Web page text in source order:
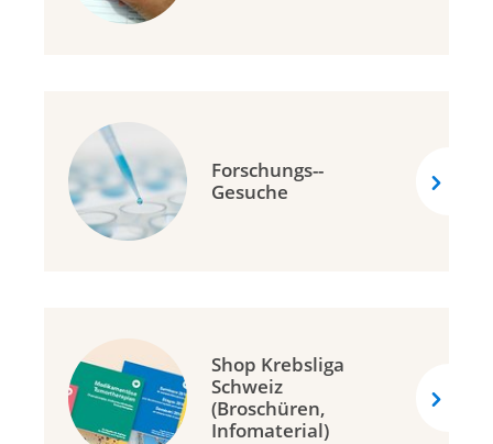
Forschungs-­
Gesuche
Shop Krebsliga
Schweiz
(Broschüren,
Infomaterial)